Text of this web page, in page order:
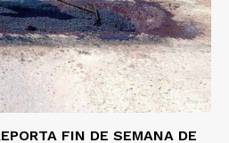
FIN DE SEMANA DE